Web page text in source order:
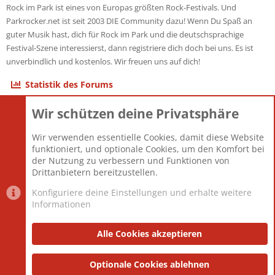
Rock im Park ist eines von Europas größten Rock-Festivals. Und
Parkrocker.net ist seit 2003 DIE Community dazu! Wenn Du Spaß an
guter Musik hast, dich für Rock im Park und die deutschsprachige
Festival-Szene interessierst, dann registriere dich doch bei uns. Es ist
unverbindlich und kostenlos. Wir freuen uns auf dich!
Statistik des Forums
Themen
Mitglieder
12.425
Neuestes Mitglied
Toddster85
Datenschutzerklärung Impressum
Community platform by XenForo® © 2010-2025 XenForo Ltd.
Wir schützen deine Privatsphäre
Wir verwenden essentielle Cookies, damit diese Website
funktioniert, und optionale Cookies, um den Komfort bei
der Nutzung zu verbessern und Funktionen von
Drittanbietern bereitzustellen.
Konfiguriere deine Einstellungen und erhalte weitere
Informationen
Alle Cookies akzeptieren
Optionale Cookies ablehnen